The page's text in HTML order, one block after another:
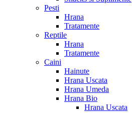
Pesti
Hrana
Tratamente
Reptile
Hrana
Tratamente
Caini
Hainute
Hrana Uscata
Hrana Umeda
Hrana Bio
Hrana Uscata